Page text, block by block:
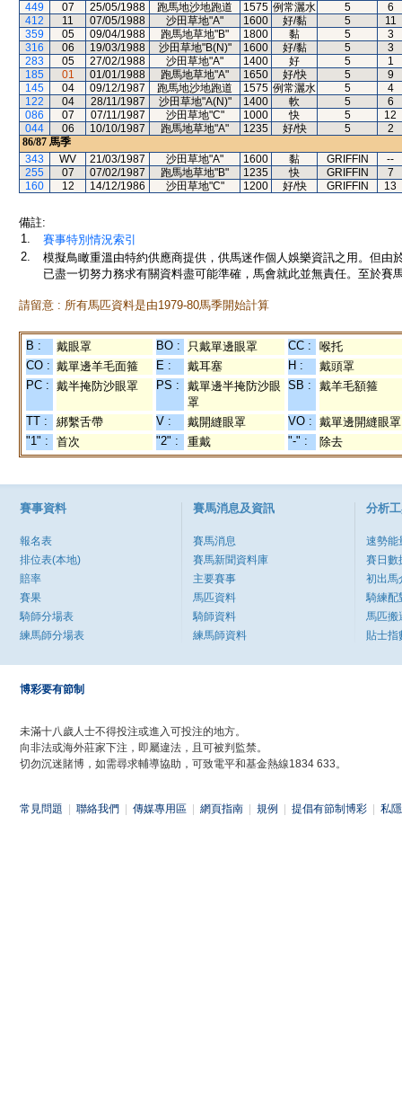
449
07 25/05/1988 跑馬地沙地跑道 1575 例常灑水 5
6
412
11 07/05/1988 沙田草地"A" 1600 好/黏 5
11
359
05 09/04/1988 跑馬地草地"B" 1800 黏 5
3
316
06 19/03/1988 沙田草地"B(N)" 1600 好/黏 5
3
283
05 27/02/1988 沙田草地"A" 1400 好 5
1
185
01 01/01/1988 跑馬地草地"A" 1650 好/快 5
9
145
04 09/12/1987 跑馬地沙地跑道 1575 例常灑水 5
4
122
04 28/11/1987 沙田草地"A(N)" 1400 軟 5
6
086
07 07/11/1987 沙田草地"C" 1000 快 5
12
044
06 10/10/1987 跑馬地草地"A" 1235 好/快 5
2
86/87 馬季
343
WV 21/03/1987 沙田草地"A" 1600 黏 GRIFFIN
--
255
07 07/02/1987 跑馬地草地"B" 1235 快 GRIFFIN
7
160
12 14/12/1986 沙田草地"C" 1200 好/快 GRIFFIN 13
備註:
1.
賽事特別情況索引
2.
模擬鳥瞰重溫由特約供應商提供，供馬迷作個人娛樂資訊之用。但
已盡一切努力務求有關資料盡可能準確，馬會就此並無責任。至於賽
請留意 : 所有馬匹資料是由1979-80馬季開始計算
B : 戴眼罩 BO : 只戴單邊眼罩 CC :
喉托
CO : 戴單邊羊毛面箍 E : 戴耳塞 H :
戴頭罩
PC : 戴半掩防沙眼罩 PS :
戴單邊半掩防沙眼
罩
SB : 戴羊毛額箍
TT : 綁繫舌帶 V : 戴開縫眼罩 VO : 戴單邊開縫眼罩
"1" :
首次 "2" : 重戴 "-" : 除去
賽事資料
報名表
排位表(本地)
賠率
賽果
騎師分場表
練馬師分場表
賽馬消息及資訊
賽馬消息
賽馬新聞資料庫
主要賽事
馬匹資料
騎師資料
練馬師資料
分析
速勢能
賽日數
初出馬
騎練配
馬匹搬
貼士指
博彩要有節制
未滿十八歲人士不得投注或進入可投注的地方。
向非法或海外莊家下注，即屬違法，且可被判監禁。
切勿沉迷賭博，如需尋求輔導協助，可致電平和基金熱線1834 633。
常見問題 聯絡我們 傳媒專用區 網頁指南 規例 提倡有節制博彩 私